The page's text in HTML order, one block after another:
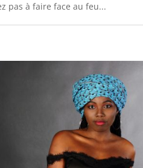
pas à faire face au feu...